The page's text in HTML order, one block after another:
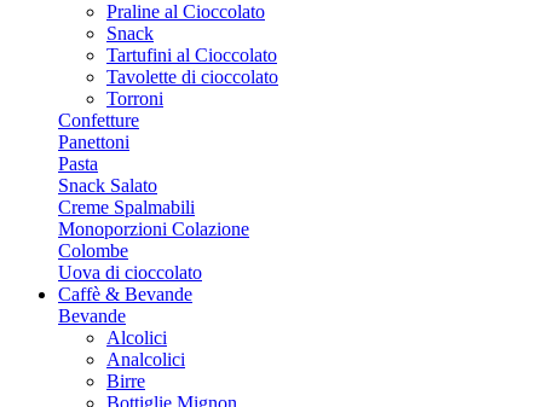
Praline al Cioccolato
Snack
Tartufini al Cioccolato
Tavolette di cioccolato
Torroni
Confetture
Panettoni
Pasta
Snack Salato
Creme Spalmabili
Monoporzioni Colazione
Colombe
Uova di cioccolato
Caffè & Bevande
Bevande
Alcolici
Analcolici
Birre
Bottiglie Mignon